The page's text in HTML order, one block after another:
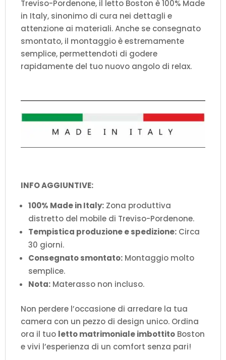
Treviso-Pordenone, il letto Boston è 100% Made
in Italy, sinonimo di cura nei dettagli e
attenzione ai materiali. Anche se consegnato
smontato, il montaggio è estremamente
semplice, permettendoti di godere
rapidamente del tuo nuovo angolo di relax.
INFO AGGIUNTIVE:
100% Made in Italy: Zona produttiva
distretto del mobile di Treviso-Pordenone.
Tempistica produzione e spedizione: Circa
30 giorni.
Consegnato smontato: Montaggio molto
semplice.
Nota: Materasso non incluso.
Non perdere l’occasione di arredare la tua
camera con un pezzo di design unico. Ordina
ora il tuo letto matrimoniale imbottito Boston
e vivi l’esperienza di un comfort senza pari!